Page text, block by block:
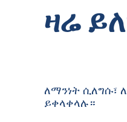
ዛሬ
ለማንነት ሲለግሱ፣
ይቀላቀላሉ።